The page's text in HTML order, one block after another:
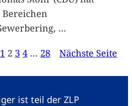
…
1 2 3 4 … 28 Nächste Seite
ist teil der ZLP